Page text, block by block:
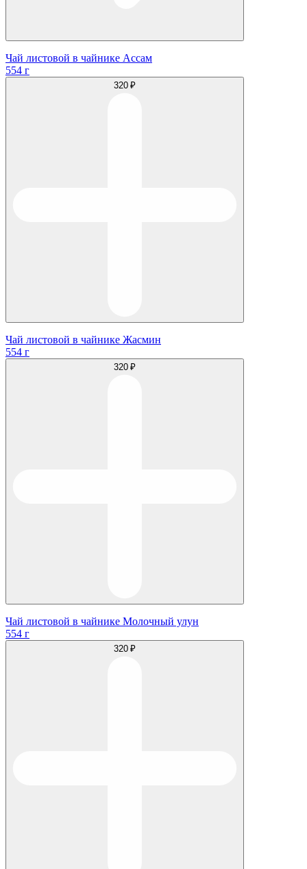
Чай листовой в чайнике Ассам
554 г
320 ₽
Чай листовой в чайнике Жасмин
554 г
320 ₽
Чай листовой в чайнике Молочный улун
554 г
320 ₽